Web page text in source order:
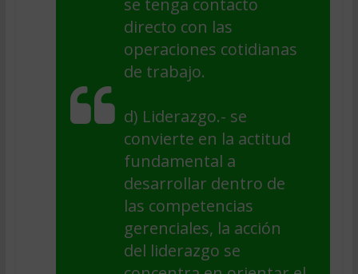
directo con las
operaciones cotidianas
de trabajo.
d) Liderazgo.- se
convierte en la actitud
fundamental a
desarrollar dentro de
las competencias
gerenciales, la acción
del liderazgo se